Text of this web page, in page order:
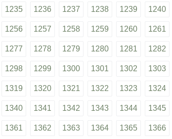
1235 1236 1237 1238 1239 1240
1256 1257 1258 1259 1260 1261
1277 1278 1279 1280 1281 1282
1298 1299 1300 1301 1302 1303
1319 1320 1321 1322 1323 1324
1340 1341 1342 1343 1344 1345
1361 1362 1363 1364 1365 1366